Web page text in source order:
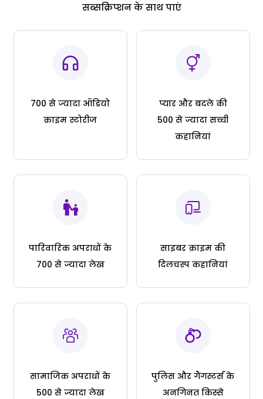
सब्सक्रिप्शन के साथ पाएं
700 से ज्यादा ऑडियो
क्राइम स्टोरीज
प्यार और बदले की
500 से ज्यादा सच्ची
कहानियां
पारिवारिक अपराधों के
700 से ज्यादा लेख
साइबर क्राइम की
दिलचस्प कहानियां
सामाजिक अपराधों के
500 से ज्यादा लेख
पुलिस और गैंगस्टर्स के
अनगिनत किस्से